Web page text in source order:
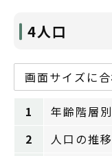
4人口
画面サイズに
1
年齢階層
2
人口の推